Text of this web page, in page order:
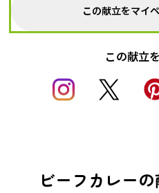
この献立をマイ
この献立
ビーフカレー